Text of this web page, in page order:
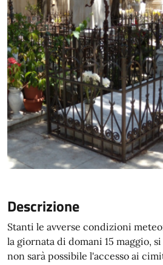
Descrizione
Stanti le avverse condizioni
la giornata di domani 15 maggio,
non sarà possibile l'accesso ai